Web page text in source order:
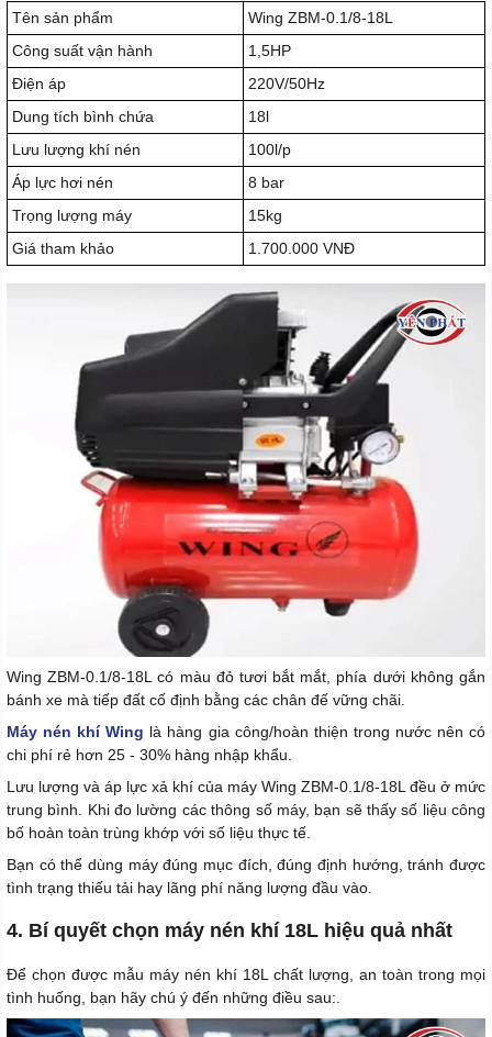
Tên sản phẩm
Wing ZBM-0.1/8-18L
Công suất vận hành
1,5HP
Điện áp
220V/50Hz
Dung tích bình chứa
18l
Lưu lượng khí nén
100l/p
Áp lực hơi nén
8 bar
Trọng lượng máy
15kg
Giá tham khảo
1.700.000 VNĐ
Wing ZBM-0.1/8-18L có màu đỏ tươi bắt mắt, phía dưới không gắn
bánh xe mà tiếp đất cố định bằng các chân đế vững chãi.
Máy nén khí Wing là hàng gia công/hoàn thiện trong nước nên có
chi phí rẻ hơn 25 - 30% hàng nhập khẩu.
Lưu lượng và áp lực xả khí của máy Wing ZBM-0.1/8-18L đều ở mức
trung bình. Khi đo lường các thông số máy, bạn sẽ thấy số liệu công
bố hoàn toàn trùng khớp với số liệu thực tế.
Bạn có thể dùng máy đúng mục đích, đúng định hướng, tránh được
tình trạng thiếu tải hay lãng phí năng lượng đầu vào.
4. Bí quyết chọn máy nén khí 18L hiệu quả nhất
Để chọn được mẫu máy nén khí 18L chất lượng, an toàn trong mọi
tình huống, bạn hãy chú ý đến những điều sau:.